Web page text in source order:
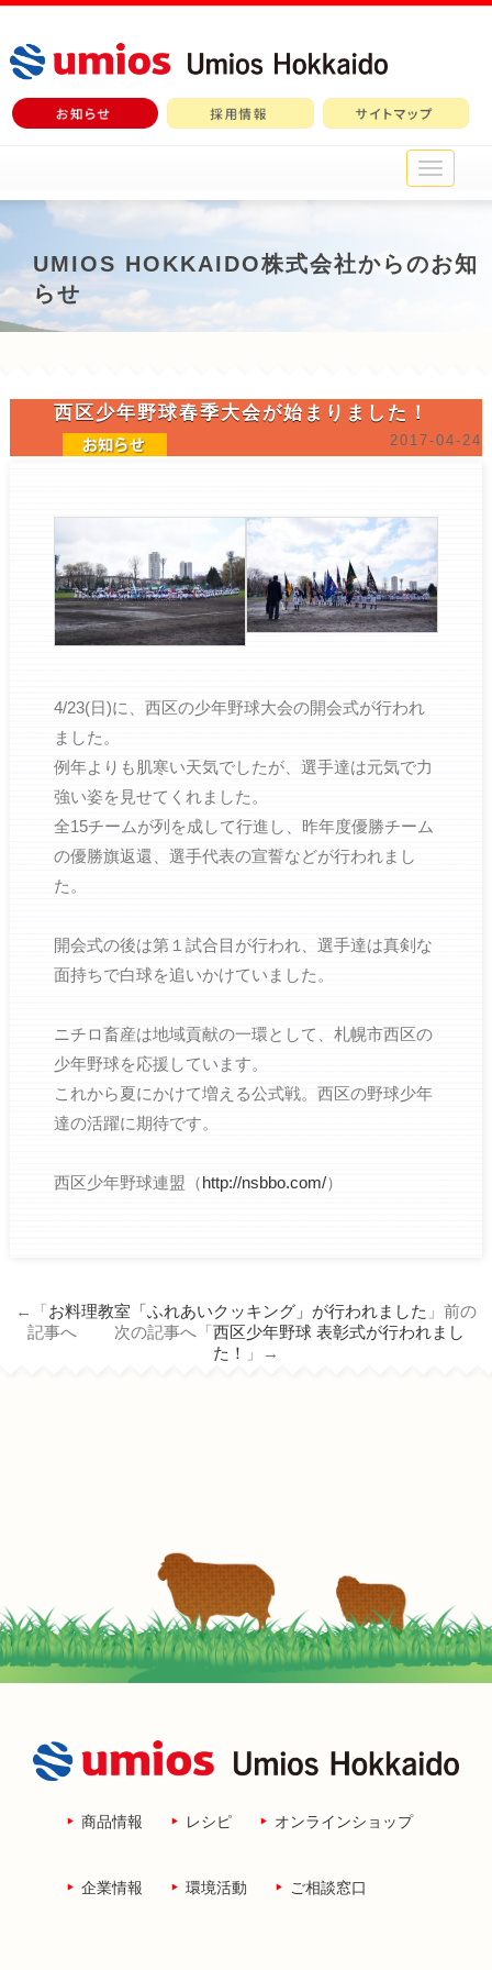
メ
イ
ニ
ュ
UMIOS HOKKAIDO株式会社からのお知
らせ
西区少年野球春季大会が始まりました！
2017-04-24
4/23(日)に、西区の少年野球大会の開会式が行われ
ました。
例年よりも肌寒い天気でしたが、選手達は元気で力
強い姿を見せてくれました。
全15チームが列を成して行進し、昨年度優勝チーム
の優勝旗返還、選手代表の宣誓などが行われまし
た。
開会式の後は第１試合目が行われ、選手達は真剣な
面持ちで白球を追いかけていました。
ニチロ畜産は地域貢献の一環として、札幌市西区の
少年野球を応援しています。
これから夏にかけて増える公式戦。西区の野球少年
達の活躍に期待です。
西区少年野球連盟（http://nsbbo.com/）
←「お料理教室「ふれあいクッキング」が行われました 」前の
記事へ 次の記事へ「西区少年野球 表彰式が行われまし
た！
」→
商品情報 レシピ オンラインショップ
企業情報 環境活動 ご相談窓口